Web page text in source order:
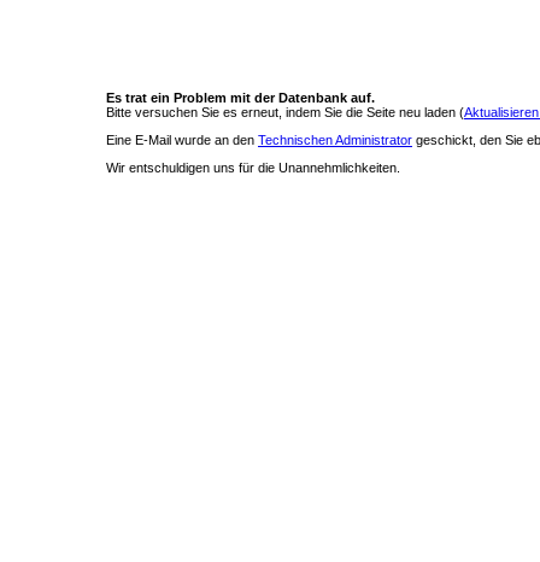
Es trat ein Problem mit der Datenbank auf.
Bitte versuchen Sie es erneut, indem Sie die Seite neu laden (
Eine E-Mail wurde an den Technischen Administrator geschickt, den Sie
Wir entschuldigen uns für die Unannehmlichkeiten.